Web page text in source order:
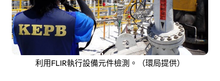
利用FLIR執行設備元件檢測。（環局提供）